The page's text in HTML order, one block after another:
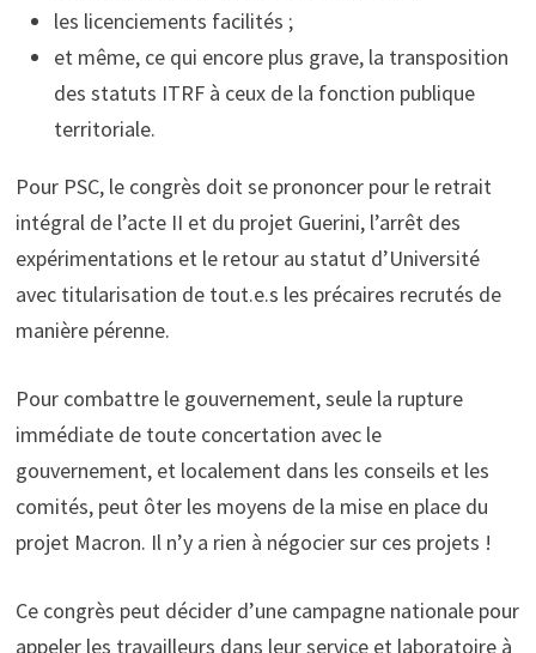
les licenciements facilités ;
et même, ce qui encore plus grave, la transposition
des statuts ITRF à ceux de la fonction publique
territoriale.
Pour PSC, le congrès doit se prononcer pour le retrait
intégral de l’acte II et du projet Guerini, l’arrêt des
expérimentations et le retour au statut d’Université
avec titularisation de tout.e.s les précaires recrutés de
manière pérenne.
Pour combattre le gouvernement, seule la rupture
immédiate de toute concertation avec le
gouvernement, et localement dans les conseils et les
comités, peut ôter les moyens de la mise en place du
projet Macron. Il n’y a rien à négocier sur ces projets !
Ce congrès peut décider d’une campagne nationale pour
appeler les travailleurs dans leur service et laboratoire à